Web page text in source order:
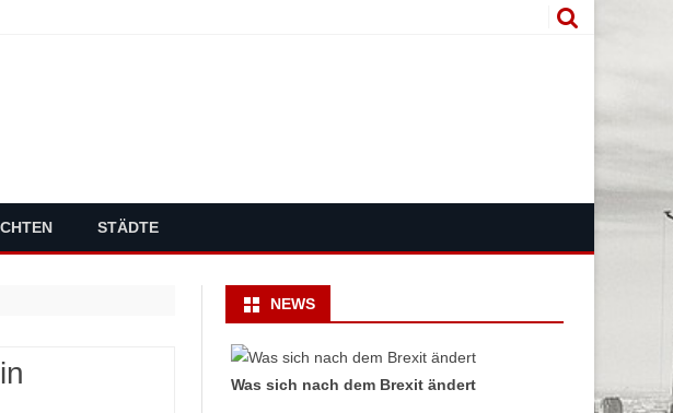
STÄDTE
NEWS
Was sich nach dem Brexit ändert